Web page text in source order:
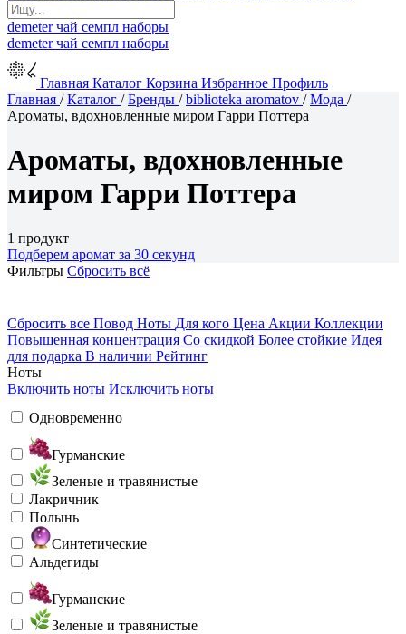
demeterчай семпл наборы
demeterчай семпл наборы
Главная Каталог Корзина Избранное Профиль
Главная /Каталог /Бренды /biblioteka aromatov /Мода /
Ароматы, вдохновленные миром Гарри Поттера
Ароматы, вдохновленные
миром Гарри Поттера
1 продукт
Подберем аромат за 30 секунд
Фильтры Сбросить всё
Сбросить все Повод Ноты Для кого Цена Акции Коллекции
Повышенная концентрация Со скидкой Более стойкие Идея
для подарка В наличии Рейтинг
Ноты
Включить ноты Исключить ноты
Одновременно
Гурманские
Зеленые и травянистые
Лакричник
Полынь
Синтетические
Альдегиды
Гурманские
Зеленые и травянистые